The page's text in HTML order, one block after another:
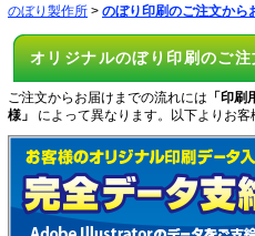
のぼり製作所 > のぼり印刷のご注文から
オリジナルのぼり印刷のご
ご注文からお届けまでの流れには 「印
様」
によって異なります。以下よりお